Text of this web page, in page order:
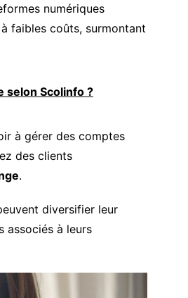
numériques
faibles coûts, surmontant
selon Scolinfo ?
à gérer des comptes
des clients
.
diversifier leur
associés à leurs